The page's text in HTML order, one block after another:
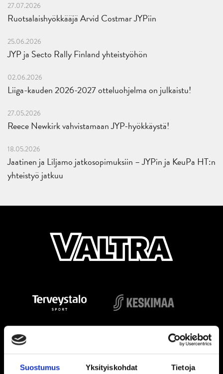
Suostumus Yksityiskohdat Tietoja
27.07.2026
Ruotsalaishyökkääjä Arvid Costmar JYPiin
25.06.2026
JYP ja Secto Rally Finland yhteistyöhön
02.06.2026
Liiga-kauden 2026-2027 otteluohjelma on julkaistu!
27.05.2026
Reece Newkirk vahvistamaan JYP-hyökkäystä!
18.05.2026
Jaatinen ja Liljamo jatkosopimuksiin – JYPin ja KeuPa HT:n
yhteistyö jatkuu